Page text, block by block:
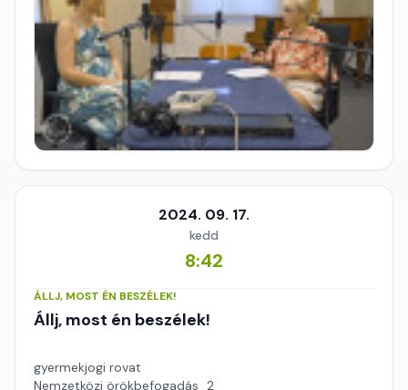
2024. 09. 17.
kedd
8:42
ÁLLJ, MOST ÉN BESZÉLEK!
Állj, most én beszélek!
gyermekjogi rovat
Nemzetközi örökbefogadás_2